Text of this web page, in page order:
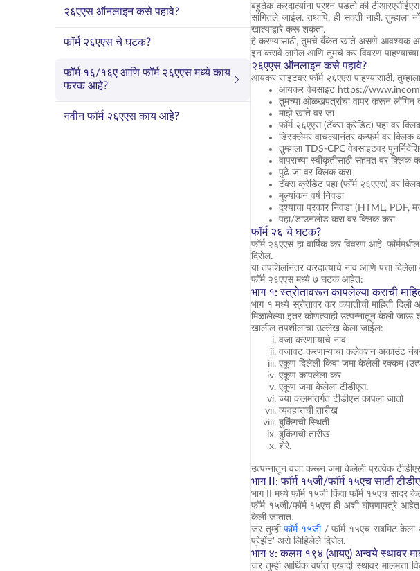
२६एएस ऑनलाइन कसे पहावे?
फॉर्म २६एएस चे घटक?
फॉर्म १६/१६ए आणि फॉर्म २६एएस मध्ये काय
फरक आहे?
नवीन फॉर्म २६एएस काय आहे?
बहुतेक करदात्यांना प्रश्न पडतो की
सांगितले जाईल. तथापि, ही सक्ती नाही.
खात्याद्वारे करू शकता.
हे करण्यासाठी, तुमचे बँकेत खाते असणे आवश्यक आहे
इन करावे लागेल आणि तुमचे कर विवरण
२६एएस ऑनलाइन कसे पहावे?
आयकर साइटवर फॉर्म २६एएस पाहण्यासाठी,
आयकर वेबसाइट https://
तुमच्या ओळखपत्रांचा वापर करून लॉगिन
माझे खाते वर जा
फॉर्म २६एएस (टॅक्स क्रेडिट) पहा वर
डिस्क्लेमर वाचल्यानंतर कन्फर्म वर क्लिक
तुम्हाला TDS-CPC वेबसाइटवर
वापराच्या स्वीकृतीसाठी सहमत वर क्लिक
पुढे जा वर क्लिक करा
टॅक्स क्रेडिट पहा (फॉर्म २६एएस) वर
मूल्यांकन वर्ष निवडा
दृश्याचा प्रकार निवडा (HTML, PDF,
पहा/डाउनलोड करा वर क्लिक करा
फॉर्म २६ चे घटक?
फॉर्म २६एएस हा वार्षिक कर विवरण आहे.
दिसेल.
या तपशिलांनंतर करदात्याचे नाव आणि पत्ता
फॉर्म २६एएस मध्ये ७ घटक आहेत:
भाग १: स्त्रोतावरून कापलेल्या कराची
भाग १ मध्ये स्रोतावर कर कपातीची माहिती
मिळालेल्या इतर कोणत्याही उत्पन्नातून केली जाऊ
खालील तपशीलांचा उल्लेख केला जाईल:
वजा करणाऱ्याचे नाव
वजावट करणाऱ्याचा कलेक्शन अकाउंट
एकूण दिलेली किंवा जमा केलेली रक्कम
एकूण कापलेला कर
एकूण जमा केलेला टीडीएस.
ज्या कलमांतर्गत टीडीएस कापला जातो
व्यवहाराची तारीख
बुकिंगची स्थिती
बुकिंगची तारीख
शेरे.
उत्पन्नातून वजा करून जमा केलेली प्रत्येक
भाग II: फॉर्म १५जी/फॉर्म १५एच साठी
भाग II मध्ये फॉर्म १५जी किंवा फॉर्म १५एच सादर
फॉर्म १५जी/फॉर्म १५एच ही अशी घोषणापत्रे आहेत
केली जातात.
जर तुम्हीफॉर्म १५जी/ फॉर्म १५एच सबमिट केला
प्रेझेंट' असे लिहिलेले दिसेल.
भाग ४: कलम १९४ (आयए) अन्वये स्थावर
जर तुम्ही आर्थिक वर्षात एखादी स्थावर